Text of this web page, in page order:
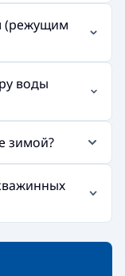
(режущим
воды
зимой?